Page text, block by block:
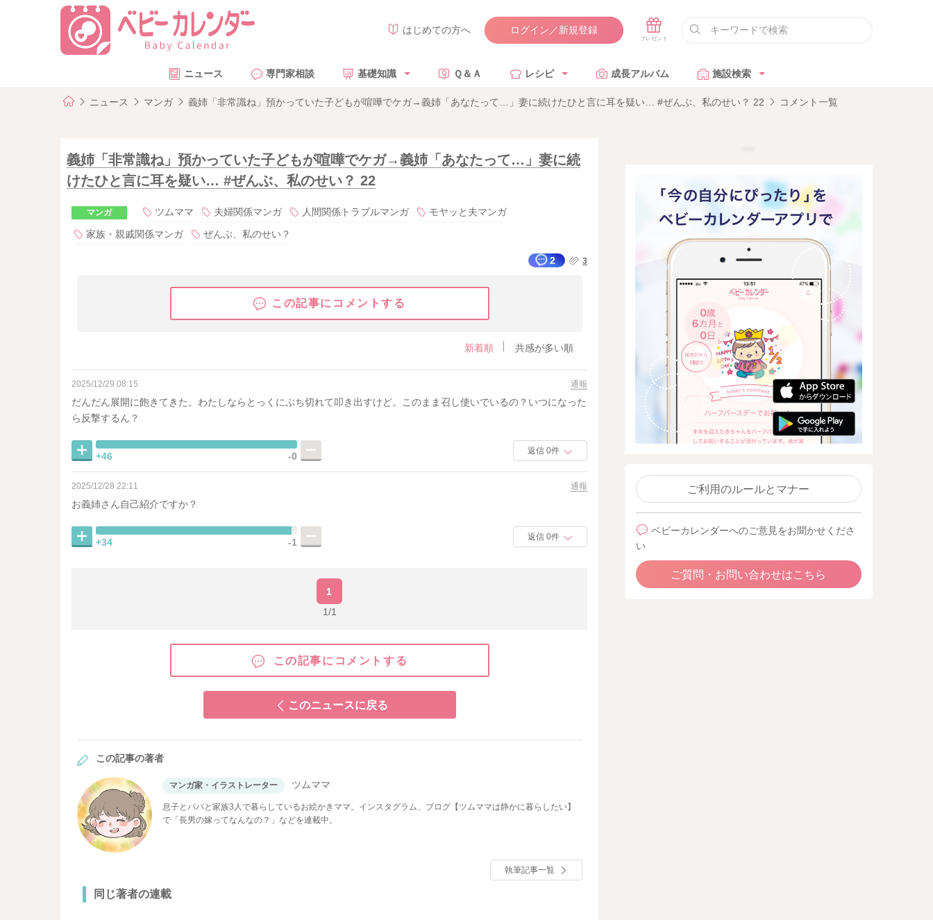
はじめての方へ ログイン／新規登録
ニュース 専門家相談 基礎知識 Ｑ＆Ａ レシピ 成長アルバム 施設検索
ニュース マンガ 義姉「非常識ね」預かっていた子どもが喧嘩でケガ→義姉「あなたって…」妻に続けたひと言に耳を疑い… #ぜんぶ、私のせい？ 22 コメント一覧
義姉「非常識ね」預かっていた子どもが喧嘩でケガ→義姉「あなたって…」妻に続
けたひと言に耳を疑い… #ぜんぶ、私のせい？ 22
マンガ ツムママ 夫婦関係マンガ 人間関係トラブルマンガ
モヤッと夫マンガ
家族・親戚関係マンガ
ぜんぶ、私のせい？
2 3
この記事にコメントする
新着順 共感が多い順
2025/12/29 08:15 通報
だんだん展開に飽きてきた。わたしならとっくにぶち切れて叩き出すけど。このまま召し使いでいるの？いつになった
ら反撃するん？
+46 -0
返信 0件
2025/12/28 22:11 通報
お義姉さん自己紹介ですか？
+34 -1
返信 0件
1
1/1
この記事にコメントする
このニュースに戻る
この記事の著者
マンガ家・イラストレーター ツムママ
息子とパパと家族3人で暮らしているお絵かきママ。インスタグラム、ブログ【ツムママは静かに暮らしたい】
で「長男の嫁ってなんなの？」などを連載中。
執筆記事一覧
同じ著者の連載
ご利用のルールとマナー
ベビーカレンダーへのご意見をお聞かせくださ
い
ご質問・お問い合わせはこちら